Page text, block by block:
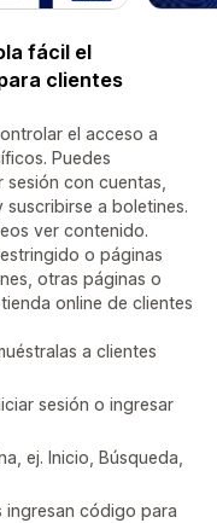
fácil el
clientes
el acceso a
Puedes
sesión con cuentas,
a boletines.
ver contenido.
o páginas
otras páginas o
online de clientes
a clientes
sesión o ingresar
ej. Inicio, Búsqueda,
ingresan código para